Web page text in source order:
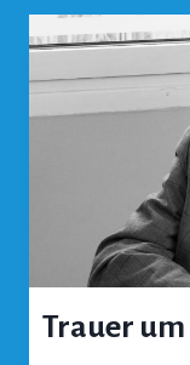
Trauer